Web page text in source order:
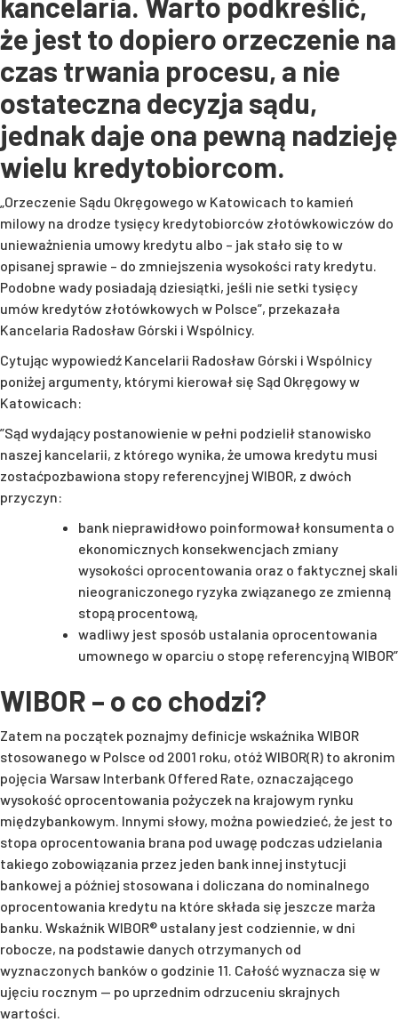
że jest to dopiero orzeczenie na
czas trwania procesu, a nie
ostateczna decyzja sądu,
jednak daje ona pewną nadzieję
wielu kredytobiorcom.
„Orzeczenie Sądu Okręgowego w Katowicach to kamień
milowy na drodze tysięcy kredytobiorców złotówkowiczów do
unieważnienia umowy kredytu albo – jak stało się to w
opisanej sprawie – do zmniejszenia wysokości raty kredytu.
Podobne wady posiadają dziesiątki, jeśli nie setki tysięcy
umów kredytów złotówkowych w Polsce”, przekazała
Kancelaria Radosław Górski i Wspólnicy.
Cytując wypowiedź Kancelarii Radosław Górski i Wspólnicy
poniżej argumenty, którymi kierował się Sąd Okręgowy w
Katowicach:
”Sąd wydający postanowienie w pełni podzielił stanowisko
naszej kancelarii, z którego wynika, że umowa kredytu musi
zostaćpozbawiona stopy referencyjnej WIBOR, z dwóch
przyczyn:
bank nieprawidłowo poinformował konsumenta o
ekonomicznych konsekwencjach zmiany
wysokości oprocentowania oraz o faktycznej skali
nieograniczonego ryzyka związanego ze zmienną
stopą procentową,
wadliwy jest sposób ustalania oprocentowania
umownego w oparciu o stopę referencyjną WIBOR”
WIBOR – o co chodzi?
Zatem na początek poznajmy definicje wskaźnika WIBOR
stosowanego w Polsce od 2001 roku, otóż WIBOR(R) to akronim
pojęcia Warsaw Interbank Offered Rate, oznaczającego
wysokość oprocentowania pożyczek na krajowym rynku
międzybankowym. Innymi słowy, można powiedzieć, że jest to
stopa oprocentowania brana pod uwagę podczas udzielania
takiego zobowiązania przez jeden bank innej instytucji
bankowej a później stosowana i doliczana do nominalnego
oprocentowania kredytu na które składa się jeszcze marża
banku. Wskaźnik WIBOR® ustalany jest codziennie, w dni
robocze, na podstawie danych otrzymanych od
wyznaczonych banków o godzinie 11. Całość wyznacza się w
ujęciu rocznym — po uprzednim odrzuceniu skrajnych
wartości.